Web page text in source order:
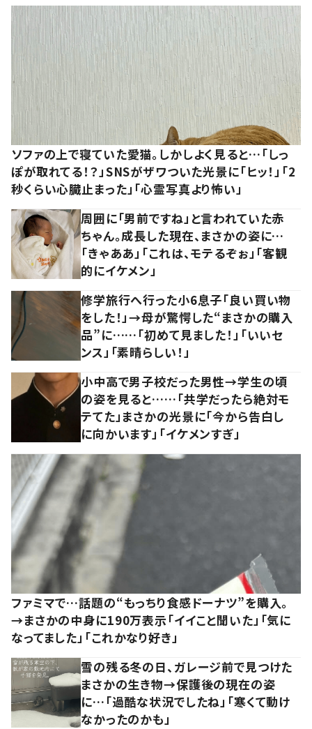
ソファの上で寝ていた愛猫。しかしよく見ると…「しっ
ぽが取れてる！？」SNSがザワついた光景に「ヒッ！」「2
秒くらい心臓止まった」「心霊写真より怖い」
周囲に「男前ですね」と言われていた赤
ちゃん。成長した現在、まさかの姿に…
「きゃああ」「これは、モテるぞぉ」「客観
的にイケメン」
修学旅行へ行った小6息子「良い買い物
をした！」→母が驚愕した“まさかの購入
品”に……「初めて見ました！」「いいセ
ンス」「素晴らしい！」
小中高で男子校だった男性→学生の頃
の姿を見ると……「共学だったら絶対モ
テてた」まさかの光景に「今から告白し
に向かいます」「イケメンすぎ」
ファミマで…話題の“もっちり食感ドーナツ”を購入。
→まさかの中身に190万表示「イイこと聞いた」「気に
なってました」「これかなり好き」
雪の残る冬の日、ガレージ前で見つけた
まさかの生き物→保護後の現在の姿
に…「過酷な状況でしたね」「寒くて動け
なかったのかも」